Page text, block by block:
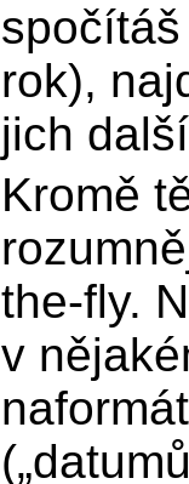
rok),
jich
Kromě
the-fly.
v